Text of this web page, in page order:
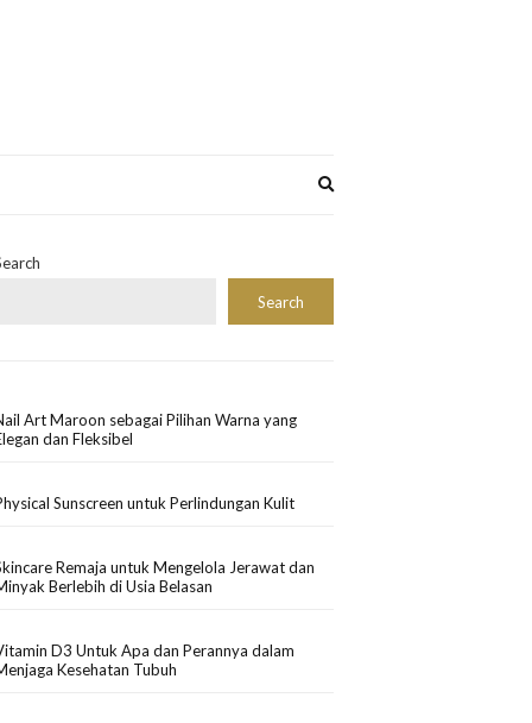
Search
Art Maroon sebagai Pilihan Warna yang
dan Fleksibel
Sunscreen untuk Perlindungan Kulit
Remaja untuk Mengelola Jerawat dan
Berlebih di Usia Belasan
D3 Untuk Apa dan Perannya dalam
Kesehatan Tubuh